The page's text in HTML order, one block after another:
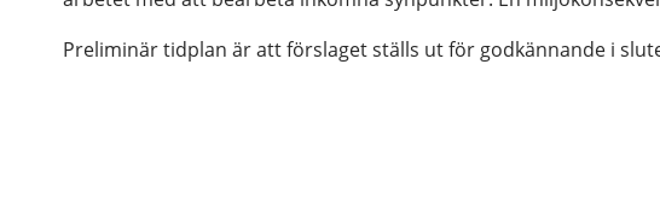
Preliminär tidplan är att förslaget ställs ut för godkännande i